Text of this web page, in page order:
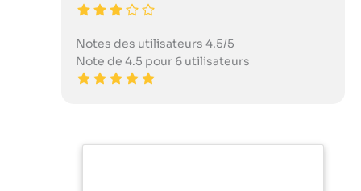
Notes des utilisateurs 4.5/5
Note de 4.5 pour 6 utilisateurs